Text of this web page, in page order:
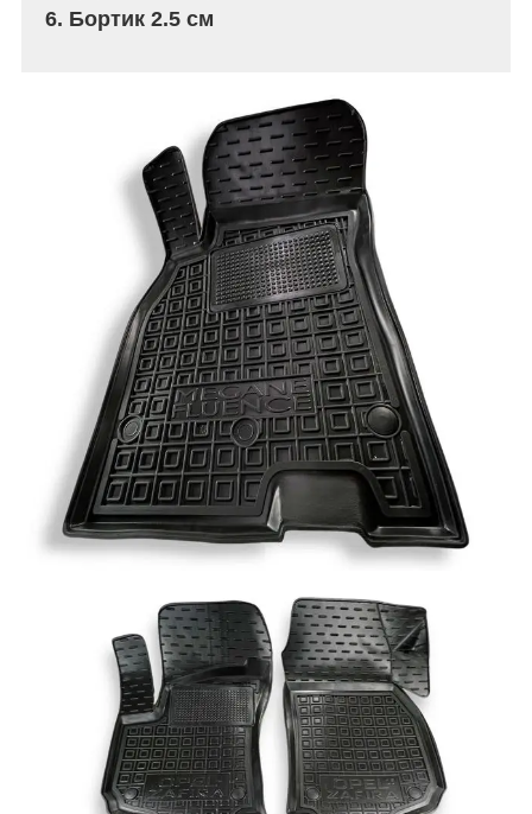
6. Бортик 2.5 см